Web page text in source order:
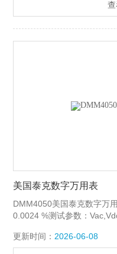
美国泰克数字万用表
DMM4050美国泰克数字万
0.0024 %测试参数：
更新时间： 2026-06-08